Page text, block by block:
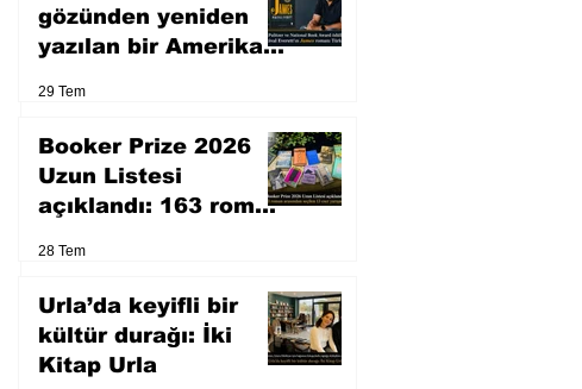
gözünden yeniden
yazılan bir Amerikan
29 Tem
Booker Prize 2026
Uzun Listesi
açıklandı: 163 roman
28 Tem
Urla’da keyifli bir
kültür durağı: İki
Kitap Urla